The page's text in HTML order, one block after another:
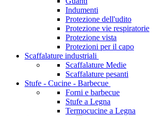
Indumenti
Protezione dell'udito
Protezione vie respiratorie
Protezione vista
Protezioni per il capo
Scaffalature industriali
Scaffalature Medie
Scaffalature pesanti
Stufe - Cucine - Barbecue
Forni e barbecue
Stufe a Legna
Termocucine a Legna